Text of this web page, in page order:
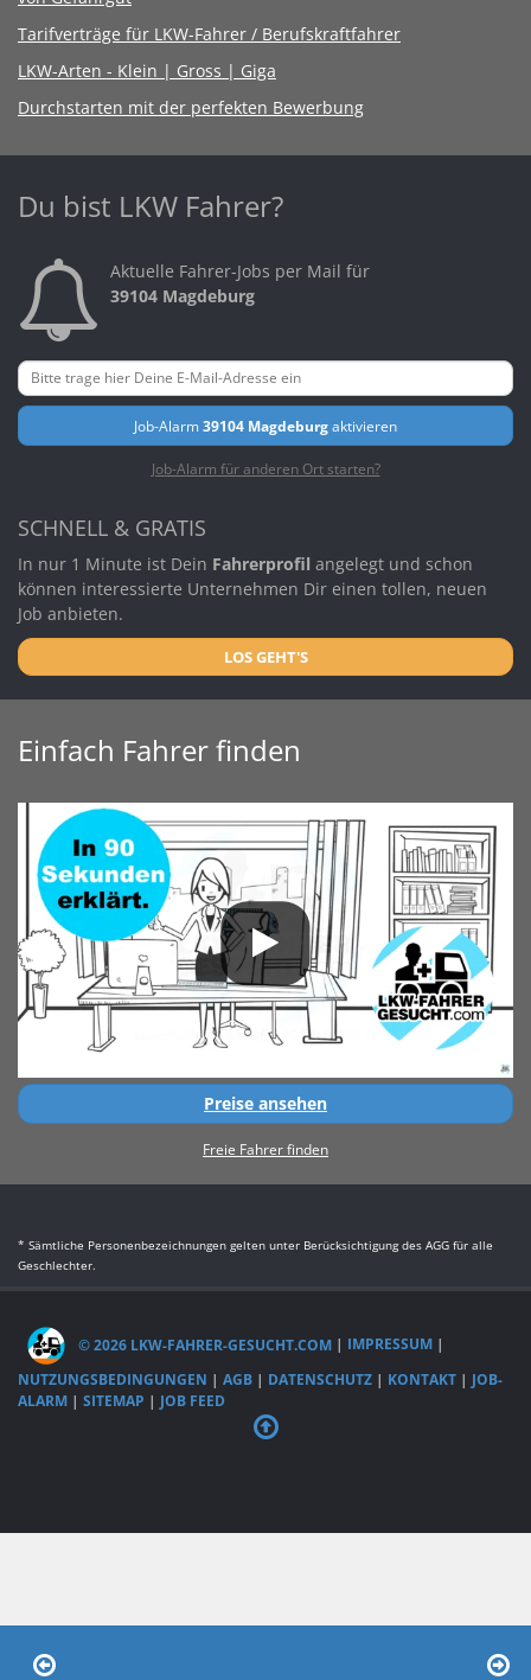
Tarifverträge für LKW-Fahrer / Berufskraftfahrer
LKW-Arten - Klein | Gross | Giga
Durchstarten mit der perfekten Bewerbung
Du bist LKW Fahrer?
Aktuelle Fahrer-Jobs per Mail für
39104 Magdeburg
Job-Alarm39104 Magdeburgaktivieren
Job-Alarm für anderen Ort starten?
SCHNELL & GRATIS
In nur 1 Minute ist Dein Fahrerprofil angelegt und schon
können interessierte Unternehmen Dir einen tollen, neuen
Job anbieten.
LOS GEHT'S
Einfach Fahrer finden
Preise ansehen
Freie Fahrer finden
* Sämtliche Personenbezeichnungen gelten unter Berücksichtigung des AGG für alle
Geschlechter.
© 2026 LKW-FAHRER-GESUCHT.COM | IMPRESSUM |
NUTZUNGSBEDINGUNGEN | AGB | DATENSCHUTZ | KONTAKT | JOB-
ALARM | SITEMAP | JOB FEED